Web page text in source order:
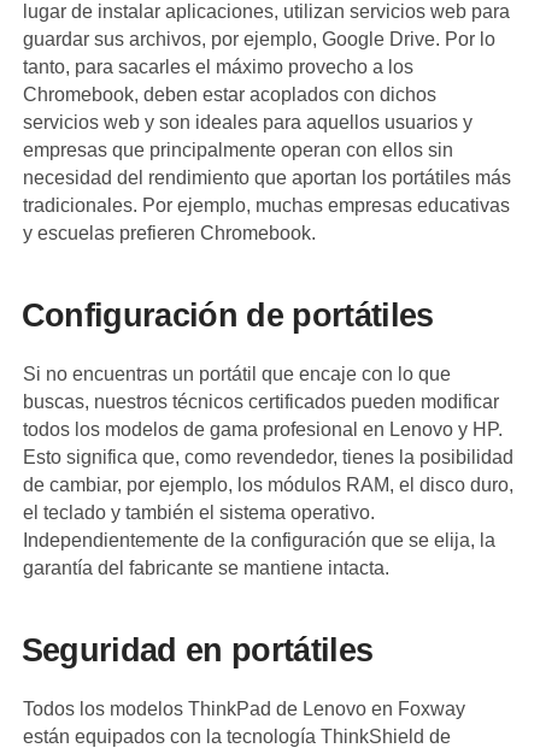
lugar de instalar aplicaciones, utilizan servicios web para
guardar sus archivos, por ejemplo, Google Drive. Por lo
tanto, para sacarles el máximo provecho a los
Chromebook, deben estar acoplados con dichos
servicios web y son ideales para aquellos usuarios y
empresas que principalmente operan con ellos sin
necesidad del rendimiento que aportan los portátiles más
tradicionales. Por ejemplo, muchas empresas educativas
y escuelas prefieren Chromebook.
Configuración de portátiles
Si no encuentras un portátil que encaje con lo que
buscas, nuestros técnicos certificados pueden modificar
todos los modelos de gama profesional en Lenovo y HP.
Esto significa que, como revendedor, tienes la posibilidad
de cambiar, por ejemplo, los módulos RAM, el disco duro,
el teclado y también el sistema operativo.
Independientemente de la configuración que se elija, la
garantía del fabricante se mantiene intacta.
Seguridad en portátiles
Todos los modelos ThinkPad de Lenovo en Foxway
están equipados con la tecnología ThinkShield de